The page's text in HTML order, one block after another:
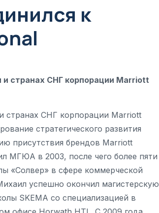
к
странах СНГ корпорации Marriott
странах СНГ корпорации Marriott
стратегического развития
присутствия брендов Marriott
МГЮА в 2003, после чего более пяти
«Солвер» в сфере коммерческой
успешно окончил магистерскую
SKEMA со специализацией в